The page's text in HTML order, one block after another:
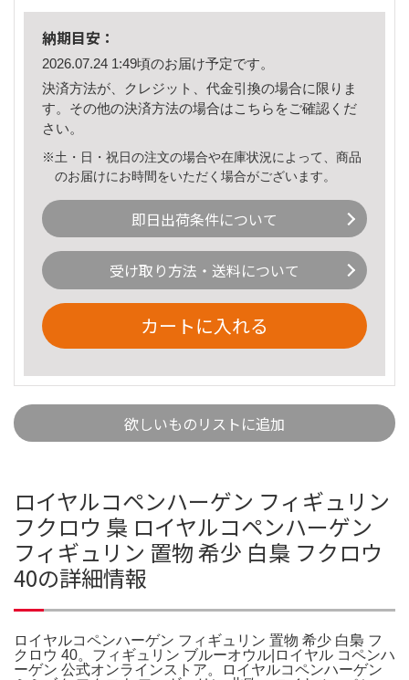
納期目安：
2026.07.24 1:49頃のお届け予定です。
決済方法が、クレジット、代金引換の場合に限りま
す。その他の決済方法の場合はこちら をご確認くだ
さい。
※土・日・祝日の注文の場合や在庫状況によって、商品
のお届けにお時間をいただく場合がございます。
即日出荷条件について
受け取り方法・送料について
カートに入れる
欲しいものリストに追加
ロイヤルコペンハーゲン フィギュリン
フクロウ 梟 ロイヤルコペンハーゲン
フィギュリン 置物 希少 白梟 フクロウ
40の詳細情報
ロイヤルコペンハーゲン フィギュリン 置物 希少 白梟 フ
クロウ 40。フィギュリン ブルーオウル|ロイヤル コペンハ
ーゲン 公式オンラインストア。ロイヤルコペンハーゲン